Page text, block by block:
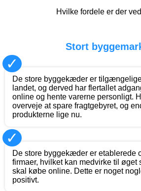
Hvilke fordele er der
Stort
✓
De store byggekæder er
landet, og derved har flertallet
online og hente varerne personligt.
overveje at spare fragtgebyret, og
produkterne lige nu.
✓
De store byggekæder er etablerede
firmaer, hvilket kan medvirke til øget
skal købe online. Dette er noget
positivt.